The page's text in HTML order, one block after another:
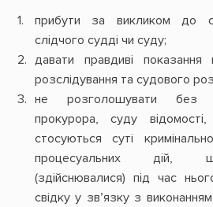
прибути за викликом до
слідчого судді чи суду;
давати правдиві
розслідування та судового
не розголошувати без
прокурора, суду
стосуються суті
процесуальних дій,
(здійснювалися) під час
свідку у зв’язку з